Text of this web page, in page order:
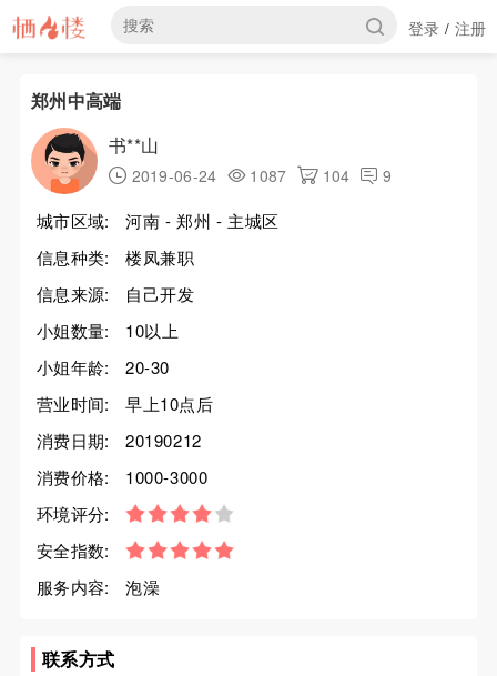
登录 / 注册
郑州中高端
书**山
2019-06-24 1087 104 9
城市区域:
河南 - 郑州 - 主城区
信息种类:
楼凤兼职
信息来源:
自己开发
小姐数量:
10以上
小姐年龄:
20-30
营业时间:
早上10点后
消费日期:
20190212
消费价格:
1000-3000
环境评分:
安全指数:
服务内容:
泡澡
联系方式